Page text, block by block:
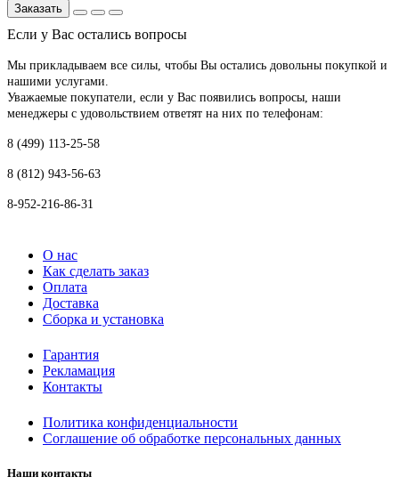
Заказать
Если у Вас остались вопросы
Мы прикладываем все силы, чтобы Вы остались довольны покупкой и
нашими услугами.
Уважаемые покупатели, если у Вас появились вопросы, наши
менеджеры с удовольствием ответят на них по телефонам:
8 (499) 113-25-58
8 (812) 943-56-63
8-952-216-86-31
О нас
Как сделать заказ
Оплата
Доставка
Сборка и установка
Гарантия
Рекламация
Контакты
Политика конфиденциальности
Соглашение об обработке персональных данных
Наши контакты